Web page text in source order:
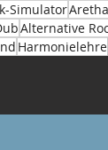
Simulator
Alternative
Harmonielehre